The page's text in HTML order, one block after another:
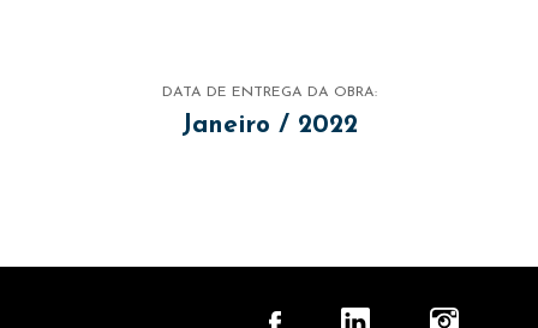
DATA DE ENTREGA DA OBRA:
Janeiro / 2022